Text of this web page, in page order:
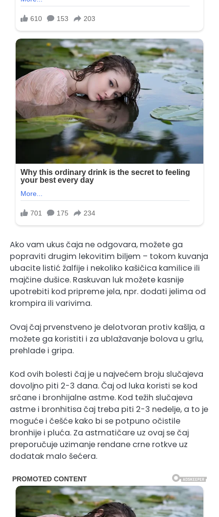
Ako vam ukus čaja ne odgovara, možete ga
popraviti drugim lekovitim biljem – tokom kuvanja
ubacite listić žalfije i nekoliko kašičica kamilice ili
majčine dušice. Raskuvan luk možete kasnije
upotrebiti kod pripreme jela, npr. dodati jelima od
krompira ili varivima.
Ovaj čaj prvenstveno je delotvoran protiv kašlja, a
možete ga koristiti i za ublažavanje bolova u grlu,
prehlade i gripa.
Kod ovih bolesti čaj je u najvećem broju slučajeva
dovoljno piti 2-3 dana. Čaj od luka koristi se kod
srčane i bronhijalne astme. Kod težih slučajeva
astme i bronhitisa čaj treba piti 2-3 nedelje, a to je
moguće i češće kako bi se potpuno očistile
bronhije i pluća. Za astmatičare uz ovaj se čaj
preporučuje uzimanje rendane crne rotkve uz
dodatak malo šećera.